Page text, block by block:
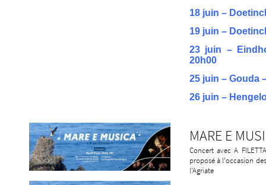
18 juin –
19 juin –
23 juin –
20h00
25 juin – Gouda
26 juin –
MARE E
Concert avec A
proposé à l'occasion
l'Agriate